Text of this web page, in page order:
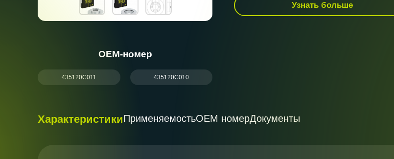
Узнать больше
ОЕМ-номер
435120C011 435120C010
ХарактеристикиПрименяемостьОЕМ номерДокументы